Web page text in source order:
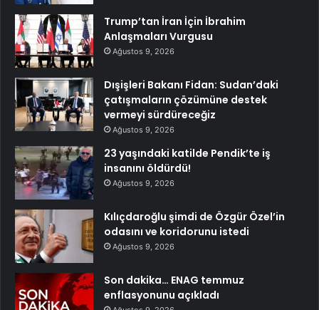
Trump’tan İran İçin İbrahim
Anlaşmaları Vurgusu
Ağustos 9, 2026
Dışişleri Bakanı Fidan: Sudan’daki
çatışmaların çözümüne destek
vermeyi sürdüreceğiz
Ağustos 9, 2026
23 yaşındaki katilde Pendik’te iş
insanını öldürdü!
Ağustos 9, 2026
Kılıçdaroğlu şimdi de Özgür Özel’in
odasını ve koridorunu istedi
Ağustos 9, 2026
Son dakika… ENAG temmuz
enflasyonunu açıkladı